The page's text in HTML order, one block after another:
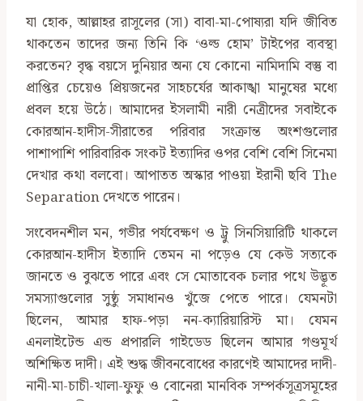
যা হোক, আল্লাহর রাসূলের (সা) বাবা-মা-পোষ্যরা যদি জীবিত
থাকতেন তাদের জন্য তিনি কি ‘ওল্ড হোম’ টাইপের ব্যবস্থা
করতেন? বৃদ্ধ বয়সে দুনিয়ার অন্য যে কোনো নামিদামি বস্তু বা
প্রাপ্তির চেয়েও প্রিয়জনের সাহচর্যের আকাঙ্খা মানুষের মধ্যে
প্রবল হয়ে উঠে। আমাদের ইসলামী নারী নেত্রীদের সবাইকে
কোরআন-হাদীস-সীরাতের পরিবার সংক্রান্ত অংশগুলোর
পাশাপাশি পারিবারিক সংকট ইত্যাদির ওপর বেশি বেশি সিনেমা
দেখার কথা বলবো। আপাতত অস্কার পাওয়া ইরানী ছবি The
Separation দেখতে পারেন।
সংবেদনশীল মন, গভীর পর্যবেক্ষণ ও ট্রু সিনসিয়ারিটি থাকলে
কোরআন-হাদীস ইত্যাদি তেমন না পড়েও যে কেউ সত্যকে
জানতে ও বুঝতে পারে এবং সে মোতাবেক চলার পথে উদ্ভূত
সমস্যাগুলোর সুষ্ঠু সমাধানও খুঁজে পেতে পারে। যেমনটা
ছিলেন, আমার হাফ-পড়া নন-ক্যারিয়ারিস্ট মা। যেমন
এনলাইটেন্ড এন্ড প্রপারলি গাইডেড ছিলেন আমার গণ্ডমূর্খ
অশিক্ষিত দাদী। এই শুদ্ধ জীবনবোধের কারণেই আমাদের দাদী-
নানী-মা-চাচী-খালা-ফুফু ও বোনেরা মানবিক সম্পর্কসূত্রসমূহের